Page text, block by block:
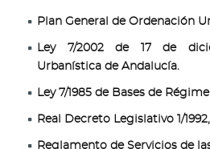
Plan General de Ordenación
Ley 7/2002 de 17 de
Urbanística de Andalucía.
Ley 7/1985 de Bases de
Real Decreto Legislativo 1/
Reglamento de Servicios de